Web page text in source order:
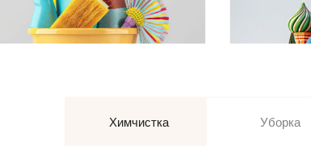
Химчистка Уборка